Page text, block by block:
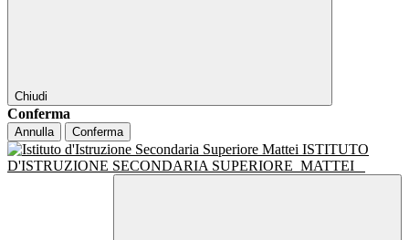
Chiudi
Conferma
Annulla Conferma
ISTITUTO
D'ISTRUZIONE SECONDARIA SUPERIORE MATTEI